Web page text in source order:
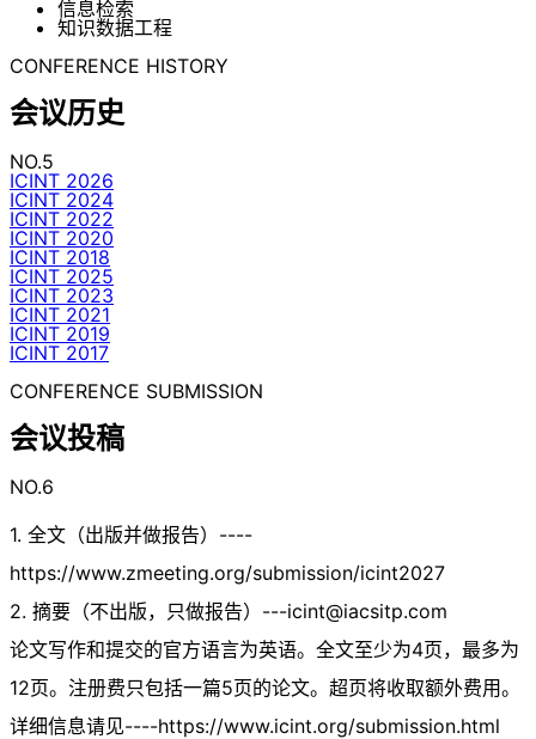
信息检索
知识数据工程
CONFERENCE HISTORY
会议历史
NO.5
ICINT 2026
ICINT 2024
ICINT 2022
ICINT 2020
ICINT 2018
ICINT 2025
ICINT 2023
ICINT 2021
ICINT 2019
ICINT 2017
CONFERENCE SUBMISSION
会议投稿
NO.6
1. 全文（出版并做报告）----
https://www.zmeeting.org/submission/icint2027
2. 摘要（不出版，只做报告） ---icint@iacsitp.com
论文写作和提交的官方语言为英语。全文至少为4页，最多为
12页。注册费只包括一篇5页的论文。超页将收取额外费用。
详细信息请见----https://www.icint.org/submission.html